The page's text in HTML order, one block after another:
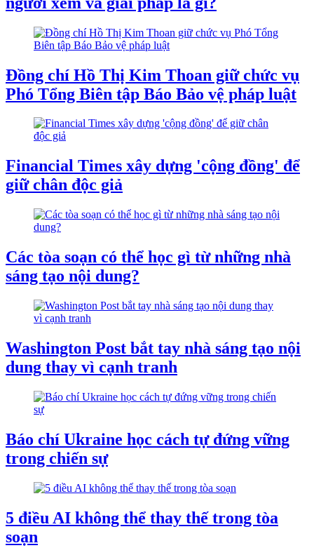
Đồng chí Hồ Thị Kim Thoan giữ chức vụ
Phó Tổng Biên tập Báo Bảo vệ pháp luật
Financial Times xây dựng 'cộng đồng' để
giữ chân độc giả
Các tòa soạn có thể học gì từ những nhà
sáng tạo nội dung?
Washington Post bắt tay nhà sáng tạo nội
dung thay vì cạnh tranh
Báo chí Ukraine học cách tự đứng vững
trong chiến sự
5 điều AI không thể thay thế trong tòa
soạn